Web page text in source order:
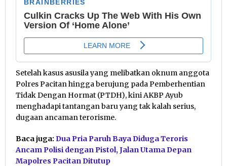
Setelah kasus asusila yang melibatkan oknum anggota
Polres Pacitan hingga berujung pada Pemberhentian
Tidak Dengan Hormat (PTDH), kini AKBP Ayub
menghadapi tantangan baru yang tak kalah serius,
dugaan ancaman terorisme.
Baca juga: Dua Pria Paruh Baya Diduga Teroris
Ancam Polisi dengan Pistol, Jalan Utama Depan
Mapolres Pacitan Ditutup